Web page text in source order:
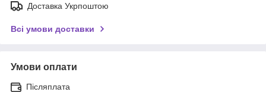
Доставка Укрпоштою
Всі умови доставки
Умови оплати
Післяплата